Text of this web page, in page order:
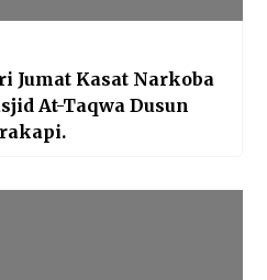
Jumat Kasat Narkoba
At-Taqwa Dusun